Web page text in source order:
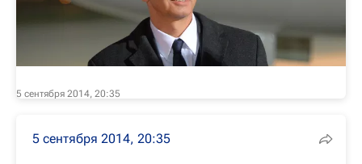
5 сентября 2014, 20:35
5 сентября 2014, 20:35